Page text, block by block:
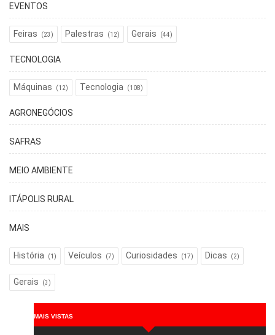
EVENTOS
Feiras (23) Palestras (12) Gerais (44)
TECNOLOGIA
Máquinas (12) Tecnologia (108)
AGRONEGÓCIOS
SAFRAS
MEIO AMBIENTE
ITÁPOLIS RURAL
MAIS
História (1) Veículos (7) Curiosidades (17) Dicas (2)
Gerais (3)
MAIS VISTAS